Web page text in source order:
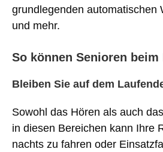
grundlegenden automatischen
und mehr.
So können Senioren
Bleiben Sie auf dem
Sowohl das Hören als auch
in diesen Bereichen kann Ihre
nachts zu fahren oder